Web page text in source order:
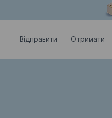
Відправити Отримати